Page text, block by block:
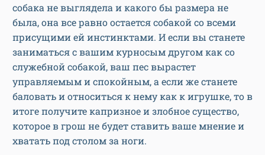
собака не выглядела и какого бы размера не
была, она все равно остается собакой со всеми
присущими ей инстинктами. И если вы станете
заниматься с вашим курносым другом как со
служебной собакой, ваш пес вырастет
управляемым и спокойным, а если же станете
баловать и относиться к нему как к игрушке, то в
итоге получите капризное и злобное существо,
которое в грош не будет ставить ваше мнение и
хватать под столом за ноги.